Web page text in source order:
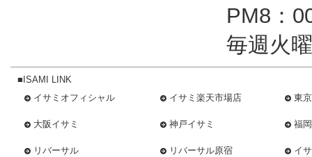
PM8：
毎週火
■ISAMI LINK
イサミオフィシャル
イサミ楽天市場店 東
大阪イサミ 神戸イサミ 福
リバーサル リバーサル原宿 イ